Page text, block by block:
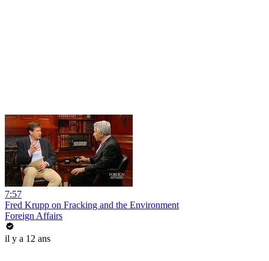
7:57
Fred Krupp on Fracking and the Environment
Foreign Affairs
il y a 12 ans